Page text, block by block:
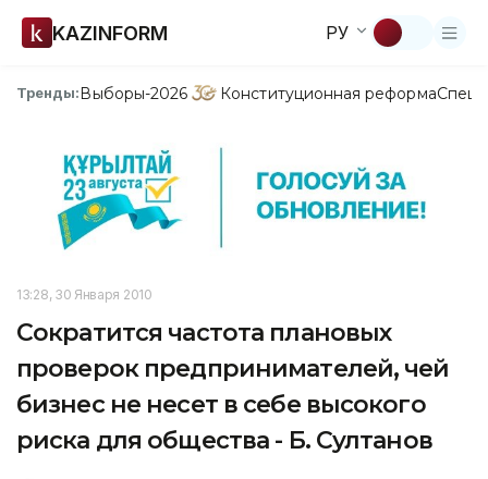
KAZINFORM РУ
Тренды:Выборы-2026 Конституционная реформа
13:28, 30 Января 2010
Сократится частота плановых
проверок предпринимателей, чей
бизнес не несет в себе высокого
риска для общества - Б. Султанов